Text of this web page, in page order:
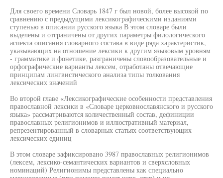
Для своего времени Словарь 1847 г был новой, более высокой по
сравнению с предыдущими лексикографическими изданиями
ступенью в описании русского языка В этом словаре были
выделены и отграничены от других параметры филологического
аспекта описания словарного состава в виде ряда характеристик,
указывающих на отношение лексики к другим языковым уровням
- грамматике и фонетике, разграничены словообразовательные и
орфографические варианты лексем, отработаны отвечающие
принципам лингвистического анализа типы толкования
лексических значений
Во второй главе «Лексикографические особенности представления
православной лексики в «Словаре церковнославянского и русского
языка» рассматриваются количественный состав, дефиниции
православных религионимов и иллюстративный материал,
репрезентированный в словарных статьях соответствующих
лексических единиц
В этом словаре зафиксировано 3987 православных религионимов
(лексем, лексико-семантических вариантов и сверхсловных
номинаций) Религионимы представлены как специально